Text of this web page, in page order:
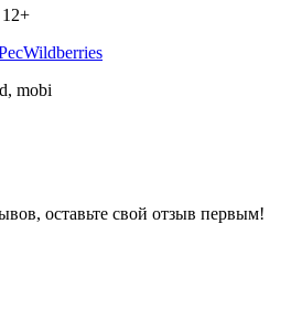
12+
Wildberries
mobi
оставьте свой отзыв первым!